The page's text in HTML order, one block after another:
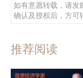
如有意愿转载，请发
确认及授权后，方可
推荐阅读